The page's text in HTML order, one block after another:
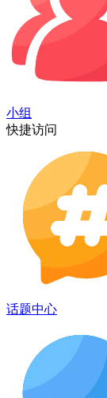
小组
快捷访问
话题中心